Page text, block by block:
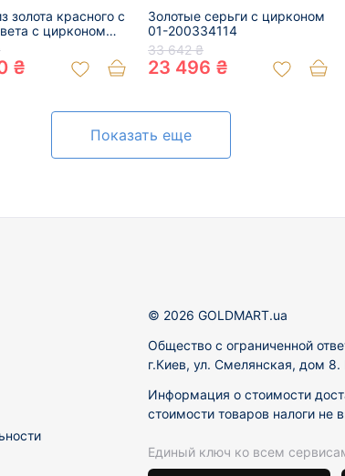
золота красного с
с цирконом
01-200330389
₴
Золотые серьги с цирконом
01-200334114
33 642 ₴
23 496 ₴
Показать еще
© 2026 GOLDMART.ua
Общество с ограниченной
г.Киев, ул. Смелянская, дом
Информация о стоимости
стоимости товаров налоги не
Единый ключ ко всем